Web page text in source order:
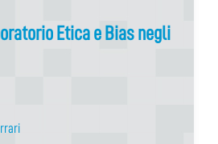
Etica e Bias negli